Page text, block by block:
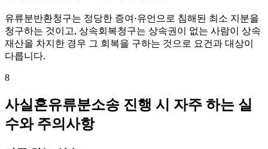
유류분반환청구는 정당한 증여·유언으로 침해된 최소 지분을
청구하는 것이고, 상속회복청구는 상속권이 없는 사람이 상속
재산을 차지한 경우 그 회복을 구하는 것으로 요건과 대상이
다릅니다.
8
사실혼유류분소송 진행 시 자주 하는 실
수와 주의사항